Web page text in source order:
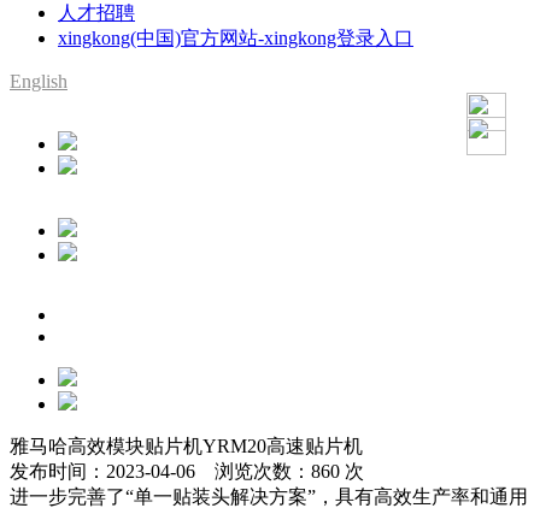
人才招聘
xingkong(中国)官方网站-xingkong登录入口
English
YAMAHA代理
雅马哈高效模块贴片机YRM20高速贴片机
发布时间：2023-04-06 浏览次数：860 次
进一步完善了“单一贴装头解决方案”，具有高效生产率和通用